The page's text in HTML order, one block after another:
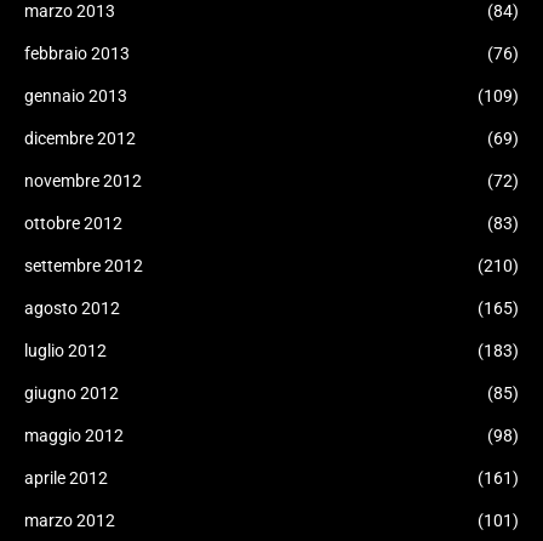
marzo 2013 (84)
febbraio 2013 (76)
gennaio 2013 (109)
dicembre 2012 (69)
novembre 2012 (72)
ottobre 2012 (83)
settembre 2012 (210)
agosto 2012 (165)
luglio 2012 (183)
giugno 2012 (85)
maggio 2012 (98)
aprile 2012 (161)
marzo 2012 (101)